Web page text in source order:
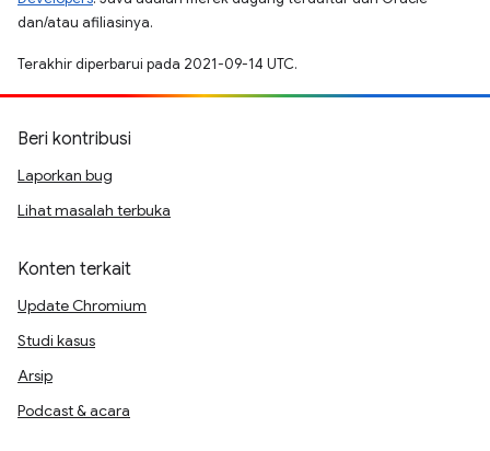
dan/atau afiliasinya.
Terakhir diperbarui pada 2021-09-14 UTC.
Beri kontribusi
Laporkan bug
Lihat masalah terbuka
Konten terkait
Update Chromium
Studi kasus
Arsip
Podcast & acara